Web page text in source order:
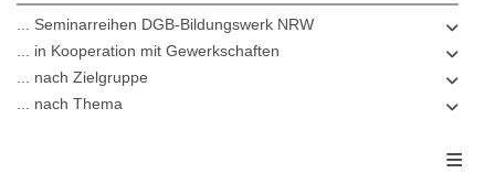
... Seminarreihen DGB-Bildungswerk NRW
... in Kooperation mit Gewerkschaften
... nach Zielgruppe
... nach Thema